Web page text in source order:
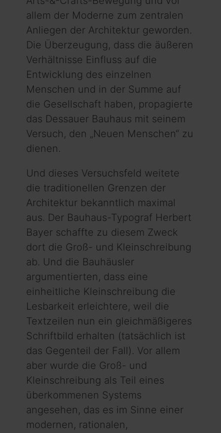
allem der Moderne zum zentralen
Anliegen der Ar­chi­tektur geworden.
Die Überzeugung, dass die äußeren
Verhält­nisse Einfluss auf die
Entwicklung des einzelnen
Menschen und in der Summe auf
die Gesellschaft haben, propagierte
das Dessauer Bauhaus mit seinem
Versuch, den „Neuen Menschen“ zu
dienen.
Und dieses Versuchsfeld weitete
die traditionellen Grenzen der
Architektur bekanntlich maximal
aus. Der Bauhaus-Typograf Herbert
Bayer schaffte zu diesem Zweck
dort die Groß- und Kleinschreibung
ab. Und die Bauhäusler
argumentierten, dass eine
einheitliche Kleinschreibung die
Lesbarkeit erleichtere, weil die
Textzeilen nun ein gleichmäßigeres
Schriftbild erhalten (tatsächlich ist
das Gegenteil der Fall). Vor allem
aber wurde die Groß- und
Kleinschreibung als Teil eines
überkommenen Systems
angesehen, das es im Sinne einer
modernen, rationalen,